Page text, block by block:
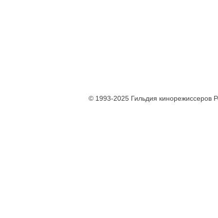
© 1993-2025 Гильдия кинорежиссеров